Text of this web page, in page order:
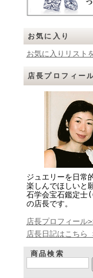
お気に入り
お気に入りリスト
店長プロフィー
ジュエリーを日常
楽しんでほしいと
石学会宝石鑑定士
の店長です。
店長プロフィール
店長日記はこちら
商品検索